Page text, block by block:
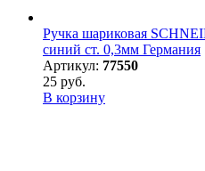
Ручка шариковая
синий ст. 0,3мм Германия
Артикул: 77550
25 руб.
В корзину